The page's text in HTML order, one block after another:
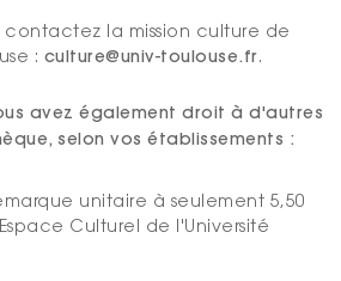
contactez la mission culture de
: culture@univ-toulouse.fr.
avez également droit à d'autres
selon vos établissements :
unitaire à seulement 5,50
Culturel de l'Université